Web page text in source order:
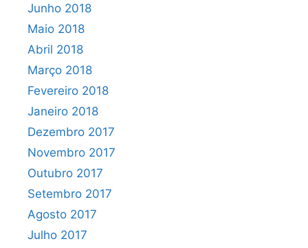
Junho 2018
Maio 2018
Abril 2018
Março 2018
Fevereiro 2018
Janeiro 2018
Dezembro 2017
Novembro 2017
Outubro 2017
Setembro 2017
Agosto 2017
Julho 2017